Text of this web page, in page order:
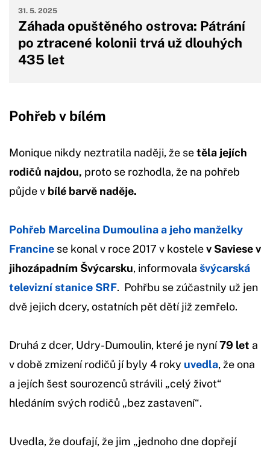
Záhada opuštěného ostrova: Pátrání
po ztracené kolonii trvá už dlouhých
435 let
31. 5. 2025
Pohřeb v bílém
Monique nikdy neztratila naději, že setěla jejích
rodičů najdou, proto se rozhodla, že na pohřeb
půjde v bílé barvě naděje.
Pohřeb Marcelina Dumoulina a jeho manželky
Francine se konal v roce 2017 v kostelev Saviese v
jihozápadním Švýcarsku, informovala švýcarská
televizní stanice SRF. Pohřbu se zúčastnily už jen
dvě jejich dcery, ostatních pět dětí již zemřelo.
Druhá z dcer, Udry-Dumoulin, které je nyní79 let a
v době zmizení rodičů jí byly 4 roky uvedla, že ona
a jejích šest sourozenců strávili „celý život“
hledáním svých rodičů „bez zastavení“.
Uvedla, že doufají, že jim „jednoho dne dopřejí